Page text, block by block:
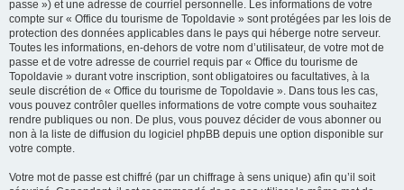
passe ») et une adresse de courriel personnelle. Les informations de votre
compte sur « Office du tourisme de Topoldavie » sont protégées par les lois de
protection des données applicables dans le pays qui héberge notre serveur.
Toutes les informations, en-dehors de votre nom d’utilisateur, de votre mot de
passe et de votre adresse de courriel requis par « Office du tourisme de
Topoldavie » durant votre inscription, sont obligatoires ou facultatives, à la
seule discrétion de « Office du tourisme de Topoldavie ». Dans tous les cas,
vous pouvez contrôler quelles informations de votre compte vous souhaitez
rendre publiques ou non. De plus, vous pouvez décider de vous abonner ou
non à la liste de diffusion du logiciel phpBB depuis une option disponible sur
votre compte.
Votre mot de passe est chiffré (par un chiffrage à sens unique) afin qu’il soit